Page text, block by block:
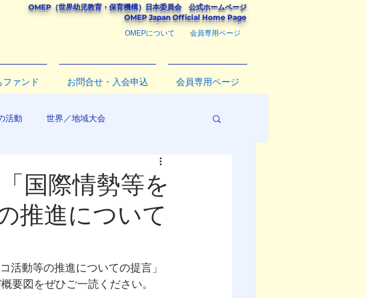
OMEP（世界幼児教育・保育機構） 日本委員会公式ホームページ
​OMEP Japan Official Home Page
OMEPについて 会員専用ページ
ァンド お問合せ・入会申込 会員専用ページ
活動 世界／地域大会
国際情勢等を
推進について
活動等の推進についての提言」
要図をぜひご一読ください。